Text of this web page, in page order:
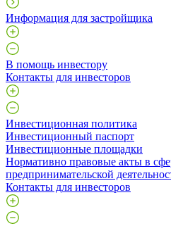
Информация для застройщика
В помощь инвестору
Контакты для инвесторов
Инвестиционная политика
Инвестиционный паспорт
Инвестиционные площадки
Нормативно правовые акты в
предпринимательской
Контакты для инвесторов